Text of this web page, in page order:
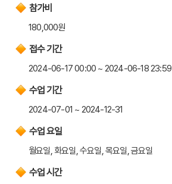
참가비
180,000원
접수 기간
2024-06-17 00:00 ~ 2024-06-18 23:59
수업 기간
2024-07-01 ~ 2024-12-31
수업 요일
월요일, 화요일, 수요일, 목요일, 금요일
수업 시간